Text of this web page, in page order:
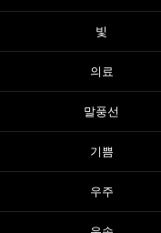
빛
의료
말풍선
기쁨
우주